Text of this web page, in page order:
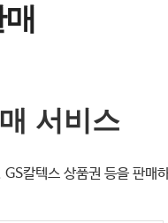
서비스
칼텍스 상품권 등을 판매